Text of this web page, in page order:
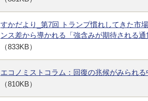
すかだより_第7回 トランプ慣れしてきた市
ンス差から導かれる「強含みが期待される
（833KB）
エコノミストコラム：回復の兆候がみられ
（810KB）